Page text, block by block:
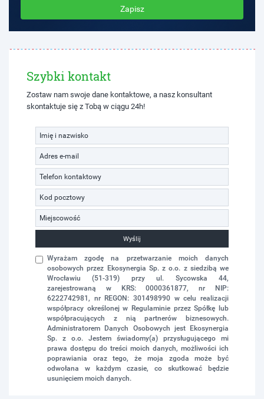
Zapisz
Szybki kontakt
Zostaw nam swoje dane kontaktowe, a nasz konsultant
skontaktuje się z Tobą w ciągu 24h!
Wyślij
Wyrażam zgodę na przetwarzanie moich danych
osobowych przez Ekosynergia Sp. z o.o. z siedzibą we
Wrocławiu (51-319) przy ul. Sycowska 44,
zarejestrowaną w KRS: 0000361877, nr NIP:
6222742981, nr REGON: 301498990 w celu realizacji
współpracy określonej w Regulaminie przez Spółkę lub
współpracujących z nią partnerów biznesowych.
Administratorem Danych Osobowych jest Ekosynergia
Sp. z o.o. Jestem świadomy(a) przysługującego mi
prawa dostępu do treści moich danych, możliwości ich
poprawiania oraz tego, że moja zgoda może być
odwołana w każdym czasie, co skutkować będzie
usunięciem moich danych.